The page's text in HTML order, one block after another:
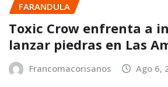
FARANDULA
Toxic Crow enfrenta a
lanzar piedras en Las
Francomacorisanos Ago 6,